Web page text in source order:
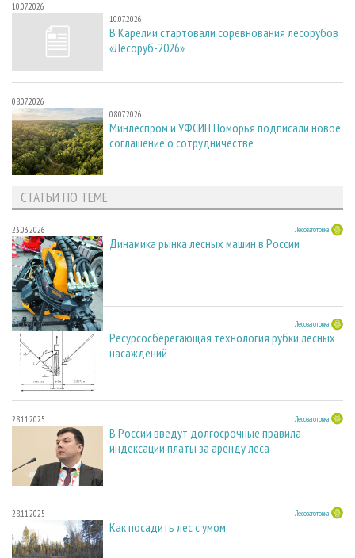
10.07.2026
10.07.2026
В Карелии стартовали соревнования лесорубов
«Лесоруб-2026»
08.07.2026
08.07.2026
Минлеспром и УФСИН Поморья подписали новое
соглашение о сотрудничестве
СТАТЬИ ПО ТЕМЕ
23.03.2026 Лесозаготовка
Динамика рынка лесных машин в России
23.03.2026 Лесозаготовка
Ресурсосберегающая технология рубки лесных
насаждений
28.11.2025 Лесозаготовка
В России введут долгосрочные правила
индексации платы за аренду леса
28.11.2025 Лесозаготовка
Как посадить лес с умом